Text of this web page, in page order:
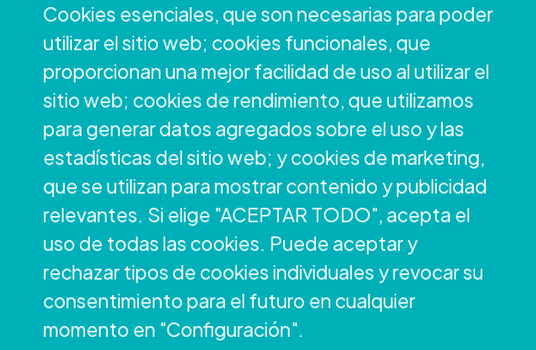
Cookies esenciales, que son necesarias para poder
utilizar el sitio web; cookies funcionales, que
proporcionan una mejor facilidad de uso al utilizar el
sitio web; cookies de rendimiento, que utilizamos
para generar datos agregados sobre el uso y las
estadísticas del sitio web; y cookies de marketing,
que se utilizan para mostrar contenido y publicidad
relevantes. Si elige "ACEPTAR TODO", acepta el
uso de todas las cookies. Puede aceptar y
rechazar tipos de cookies individuales y revocar su
consentimiento para el futuro en cualquier
momento en "Configuración".
Copyright © 2026. Deputación Provincial de
Pontevedra. Todos os dereitos reservados
Aviso
Accessibility Protección de